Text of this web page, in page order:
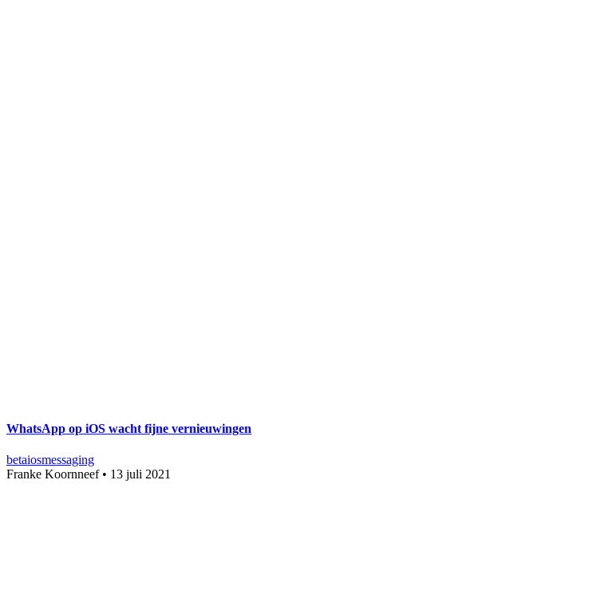
WhatsApp op iOS wacht fijne vernieuwingen
betaiosmessaging
Franke Koornneef• 13 juli 2021